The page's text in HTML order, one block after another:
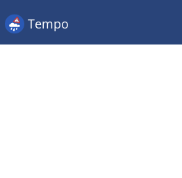
Tempo